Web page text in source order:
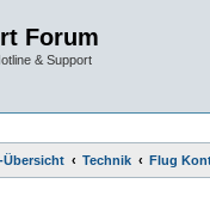
Forum
& Support
Übersicht Technik Flug